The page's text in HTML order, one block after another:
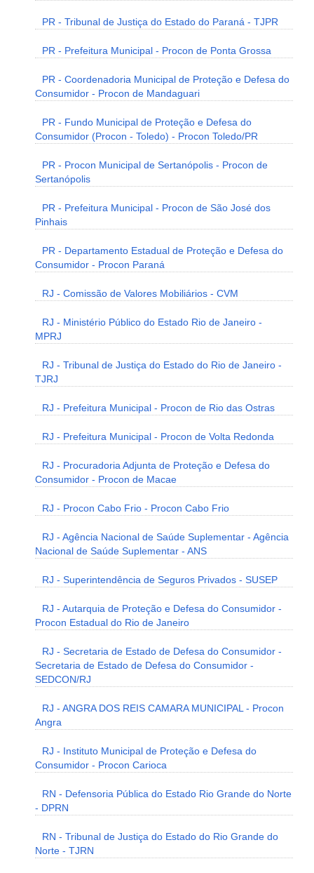
PR - Tribunal de Justiça do Estado do Paraná - TJPR
PR - Prefeitura Municipal - Procon de Ponta Grossa
PR - Coordenadoria Municipal de Proteção e Defesa do
Consumidor - Procon de Mandaguari
PR - Fundo Municipal de Proteção e Defesa do
Consumidor (Procon - Toledo) - Procon Toledo/PR
PR - Procon Municipal de Sertanópolis - Procon de
Sertanópolis
PR - Prefeitura Municipal - Procon de São José dos
Pinhais
PR - Departamento Estadual de Proteção e Defesa do
Consumidor - Procon Paraná
RJ - Comissão de Valores Mobiliários - CVM
RJ - Ministério Público do Estado Rio de Janeiro -
MPRJ
RJ - Tribunal de Justiça do Estado do Rio de Janeiro -
TJRJ
RJ - Prefeitura Municipal - Procon de Rio das Ostras
RJ - Prefeitura Municipal - Procon de Volta Redonda
RJ - Procuradoria Adjunta de Proteção e Defesa do
Consumidor - Procon de Macae
RJ - Procon Cabo Frio - Procon Cabo Frio
RJ - Agência Nacional de Saúde Suplementar - Agência
Nacional de Saúde Suplementar - ANS
RJ - Superintendência de Seguros Privados - SUSEP
RJ - Autarquia de Proteção e Defesa do Consumidor -
Procon Estadual do Rio de Janeiro
RJ - Secretaria de Estado de Defesa do Consumidor -
Secretaria de Estado de Defesa do Consumidor -
SEDCON/RJ
RJ - ANGRA DOS REIS CAMARA MUNICIPAL - Procon
Angra
RJ - Instituto Municipal de Proteção e Defesa do
Consumidor - Procon Carioca
RN - Defensoria Pública do Estado Rio Grande do Norte
- DPRN
RN - Tribunal de Justiça do Estado do Rio Grande do
Norte - TJRN